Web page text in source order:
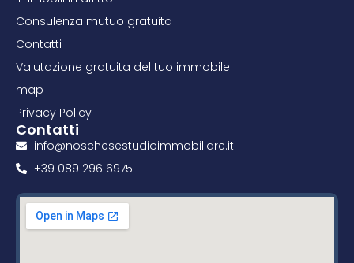
Consulenza mutuo gratuita
Contatti
Valutazione gratuita del tuo immobile
map
Privacy Policy
Contatti
info@noschesestudioimmobiliare.it
+39 089 296 6975